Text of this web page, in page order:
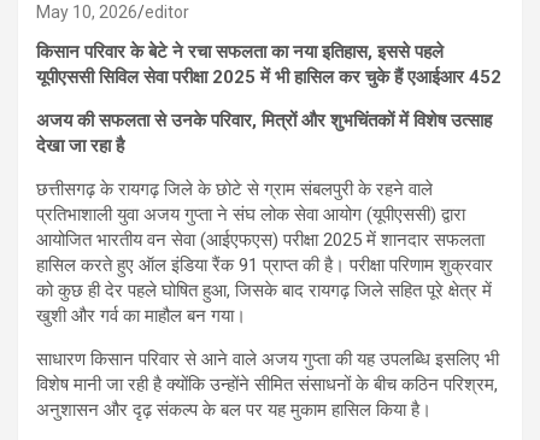
May 10, 2026 editor
किसान परिवार के बेटे ने रचा सफलता का नया इतिहास, इससे पहले
यूपीएससी सिविल सेवा परीक्षा 2025 में भी हासिल कर चुके हैं एआईआर 452
अजय की सफलता से उनके परिवार, मित्रों और शुभचिंतकों में विशेष उत्साह
देखा जा रहा है
छत्तीसगढ़ के रायगढ़ जिले के छोटे से ग्राम संबलपुरी के रहने वाले
प्रतिभाशाली युवा अजय गुप्ता ने संघ लोक सेवा आयोग (यूपीएससी) द्वारा
आयोजित भारतीय वन सेवा (आईएफएस) परीक्षा 2025 में शानदार सफलता
हासिल करते हुए ऑल इंडिया रैंक 91 प्राप्त की है। परीक्षा परिणाम शुक्रवार
को कुछ ही देर पहले घोषित हुआ, जिसके बाद रायगढ़ जिले सहित पूरे क्षेत्र में
खुशी और गर्व का माहौल बन गया।
साधारण किसान परिवार से आने वाले अजय गुप्ता की यह उपलब्धि इसलिए भी
विशेष मानी जा रही है क्योंकि उन्होंने सीमित संसाधनों के बीच कठिन परिश्रम,
अनुशासन और दृढ़ संकल्प के बल पर यह मुकाम हासिल किया है।